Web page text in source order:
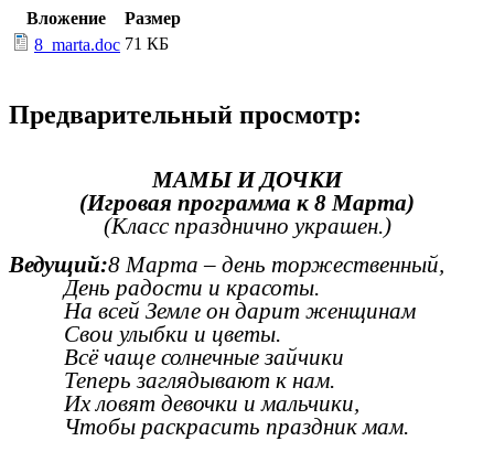
Вложение
Размер
8_marta.doc 71 КБ
Предварительный просмотр:
МАМЫ И ДОЧКИ
(Игровая программа к 8 Марта)
(Класс празднично украшен.)
Ведущий:8 Марта – день торжественный,
День радости и красоты.
На всей Земле он дарит женщинам
Свои улыбки и цветы.
Всё чаще солнечные зайчики
Теперь заглядывают к нам.
Их ловят девочки и мальчики,
Чтобы раскрасить праздник мам.